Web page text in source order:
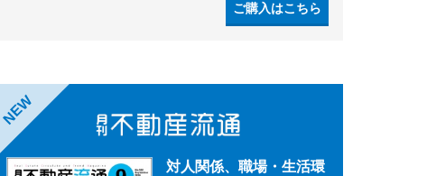
ご購入はこちら
NEW
対人関係、職場・生活環